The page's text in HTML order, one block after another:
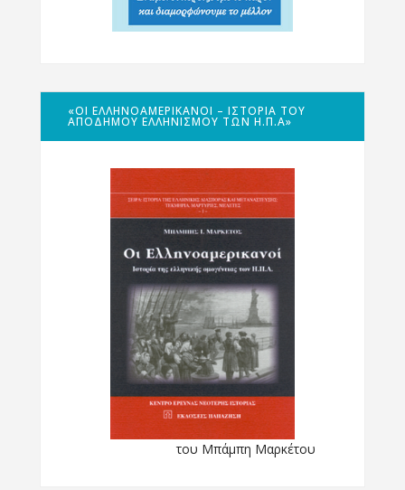
«ΟΙ ΕΛΛΗΝΟΑΜΕΡΙΚΑΝΟΊ – ΙΣΤΟΡΊΑ ΤΟΥ
ΑΠΌΔΗΜΟΥ ΕΛΛΗΝΙΣΜΟΎ ΤΩΝ Η.Π.Α»
του Μπάμπη Μαρκέτου